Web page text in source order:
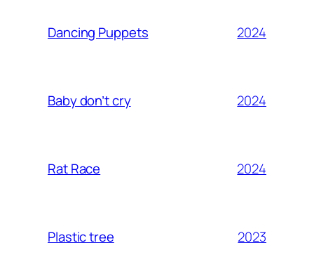
Dancing Puppets 2024
Baby don’t cry 2024
Rat Race 2024
Plastic tree 2023